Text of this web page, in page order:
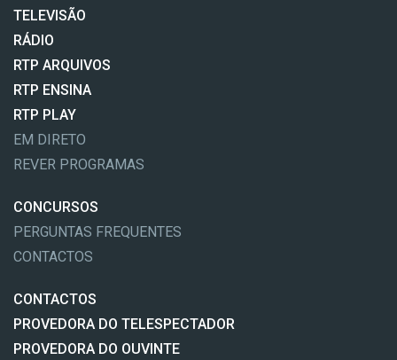
TELEVISÃO
RÁDIO
RTP ARQUIVOS
RTP ENSINA
RTP PLAY
EM DIRETO
REVER PROGRAMAS
CONCURSOS
PERGUNTAS FREQUENTES
CONTACTOS
CONTACTOS
PROVEDORA DO TELESPECTADOR
PROVEDORA DO OUVINTE